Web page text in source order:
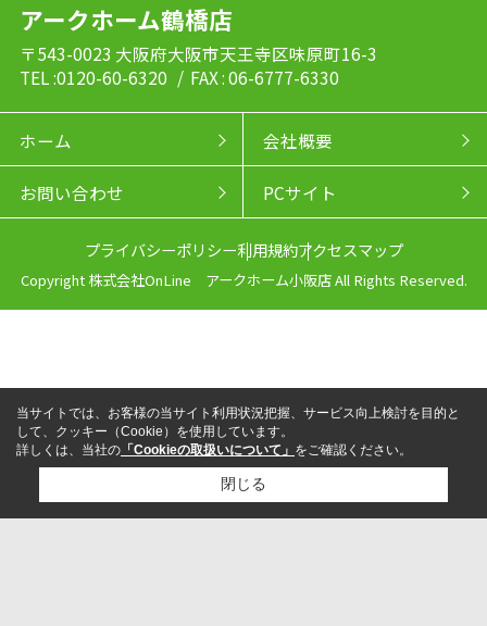
アークホーム鶴橋店
〒543-0023 大阪府大阪市天王寺区味原町16-3
TEL :0120-60-6320 / FAX : 06-6777-6330
ホーム 会社概要
お問い合わせ PCサイト
プライバシーポリシー利用規約アクセスマップ
Copyright 株式会社OnLine アークホーム小阪店 All Rights Reserved.
LINEからお問い合わせ
当サイトでは、お客様の当サイト利用状況把握、サービス向上検討を目的と
して、クッキー（Cookie）を使用しています。
詳しくは、当社の 「Cookieの取扱いについて」 をご確認ください。
閉じる